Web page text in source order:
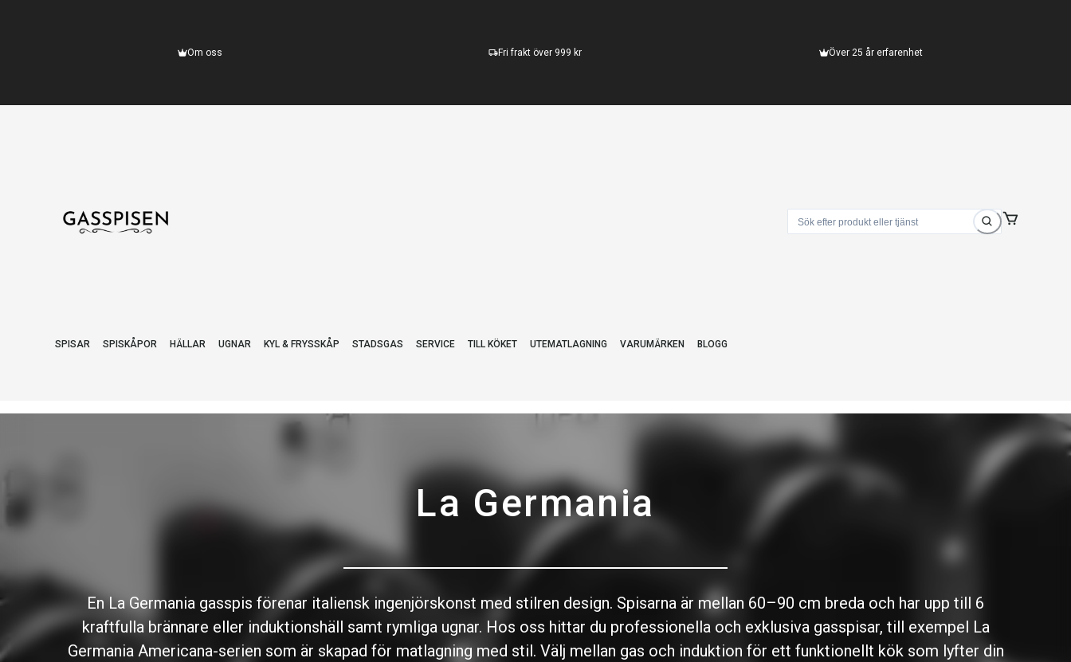
Om oss Fri frakt över 999 kr Över 25 år erfarenhet
SPISAR SPISKÅPOR HÄLLAR UGNAR KYL & FRYSSKÅP STADSGAS SERVICE TILL KÖKET UTEMATLAGNING VARUMÄRKEN BLOGG
La Germania
En La Germania gasspis förenar italiensk ingenjörskonst med stilren design. Spisarna är mellan 60–90 cm breda och har upp till 6
kraftfulla brännare eller induktionshäll samt rymliga ugnar. Hos oss hittar du professionella och exklusiva gasspisar, till exempel La
Germania Americana-serien som är skapad för matlagning med stil. Välj mellan gas och induktion för ett funktionellt kök som lyfter din